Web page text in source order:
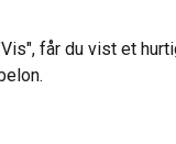
får du vist et